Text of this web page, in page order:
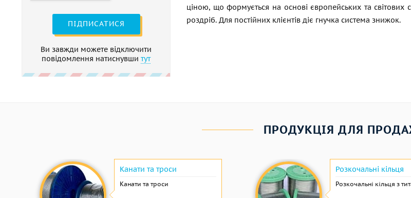
ПІДПИСАТИСЯ
Ви завжди можете відключити
повідомлення натиснувши тут
ціною, що формується на основі європейських та
роздріб. Для постійних клієнтів діє гнучка система знижок.
ПРОДУКЦІЯ ДЛЯ
Канати та троси
Канати та троси
Розкочальні кільця
Розкочальні кільця з